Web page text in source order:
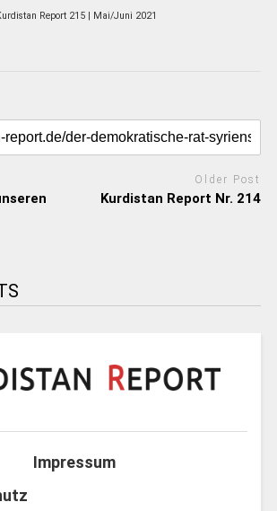
Report 215 | Mai/Juni 2021
Older Post
Kurdistan Report Nr. 214
Impressum